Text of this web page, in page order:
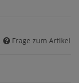
Frage zum Artikel